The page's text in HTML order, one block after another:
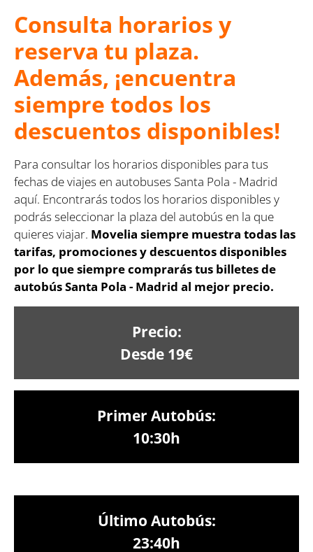
Consulta horarios y
reserva tu plaza.
Además, ¡encuentra
siempre todos los
descuentos disponibles!
Para consultar los horarios disponibles para tus
fechas de viajes en autobuses Santa Pola - Madrid
aquí. Encontrarás todos los horarios disponibles y
podrás seleccionar la plaza del autobús en la que
quieres viajar. Movelia siempre muestra todas las
tarifas, promociones y descuentos disponibles
por lo que siempre comprarás tus billetes de
autobús Santa Pola - Madrid al mejor precio.
Precio:
Desde 19€
Primer Autobús:
10:30h
Último Autobús:
23:40h